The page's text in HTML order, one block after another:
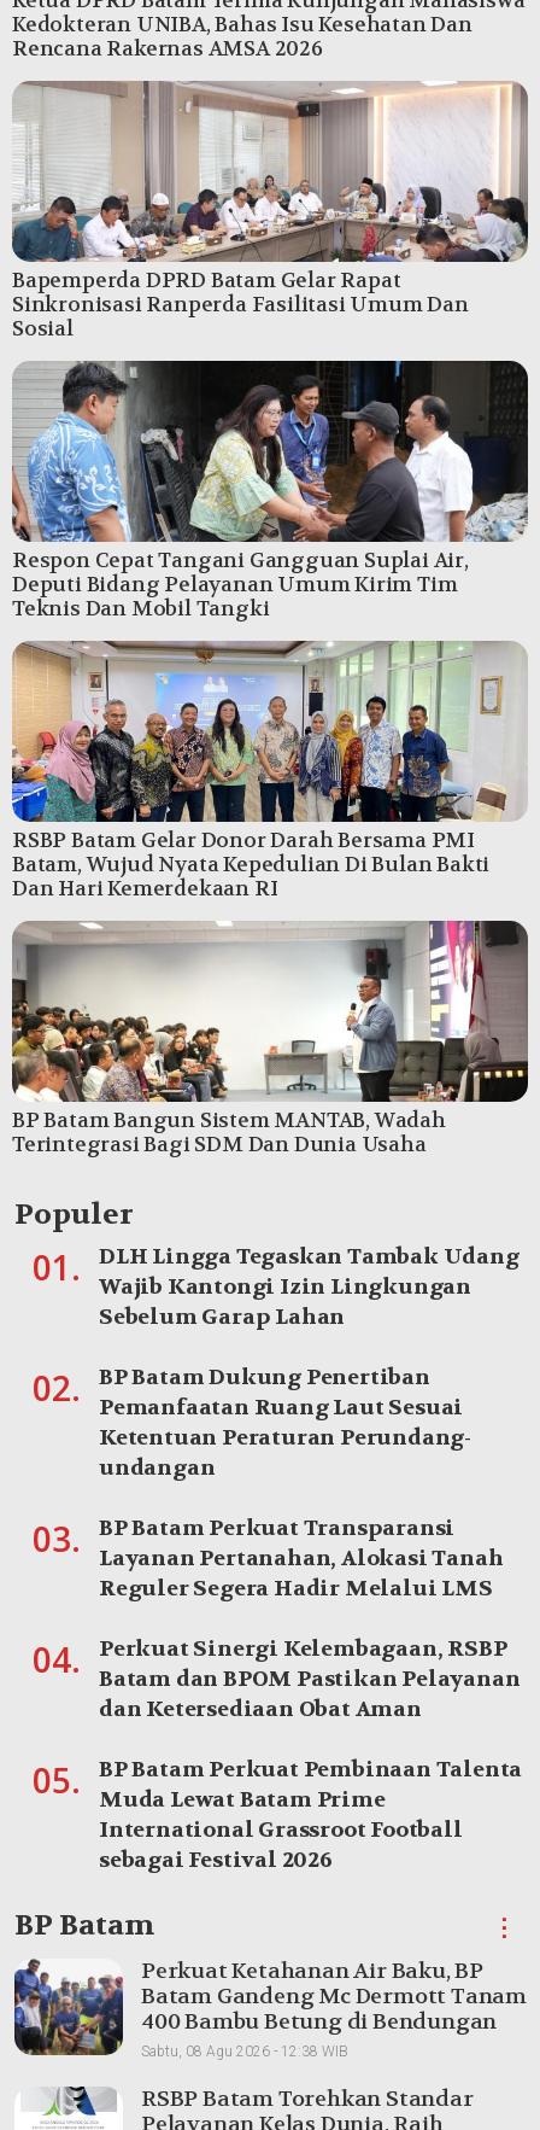
Kedokteran UNIBA, Bahas Isu Kesehatan Dan
Rencana Rakernas AMSA 2026
Bapemperda DPRD Batam Gelar Rapat
Sinkronisasi Ranperda Fasilitasi Umum Dan
Sosial
Respon Cepat Tangani Gangguan Suplai Air,
Deputi Bidang Pelayanan Umum Kirim Tim
Teknis Dan Mobil Tangki
RSBP Batam Gelar Donor Darah Bersama PMI
Batam, Wujud Nyata Kepedulian Di Bulan Bakti
Dan Hari Kemerdekaan RI
BP Batam Bangun Sistem MANTAB, Wadah
Terintegrasi Bagi SDM Dan Dunia Usaha
Populer
01.
DLH Lingga Tegaskan Tambak Udang
Wajib Kantongi Izin Lingkungan
Sebelum Garap Lahan
02.
BP Batam Dukung Penertiban
Pemanfaatan Ruang Laut Sesuai
Ketentuan Peraturan Perundang-
undangan
03.
BP Batam Perkuat Transparansi
Layanan Pertanahan, Alokasi Tanah
Reguler Segera Hadir Melalui LMS
04.
Perkuat Sinergi Kelembagaan, RSBP
Batam dan BPOM Pastikan Pelayanan
dan Ketersediaan Obat Aman
05.
BP Batam Perkuat Pembinaan Talenta
Muda Lewat Batam Prime
International Grassroot Football
sebagai Festival 2026
BP Batam ⋮
Perkuat Ketahanan Air Baku, BP
Batam Gandeng Mc Dermott Tanam
400 Bambu Betung di Bendungan
Sei Nongsa
Sabtu, 08 Agu 2026 - 12:38 WIB
RSBP Batam Torehkan Standar